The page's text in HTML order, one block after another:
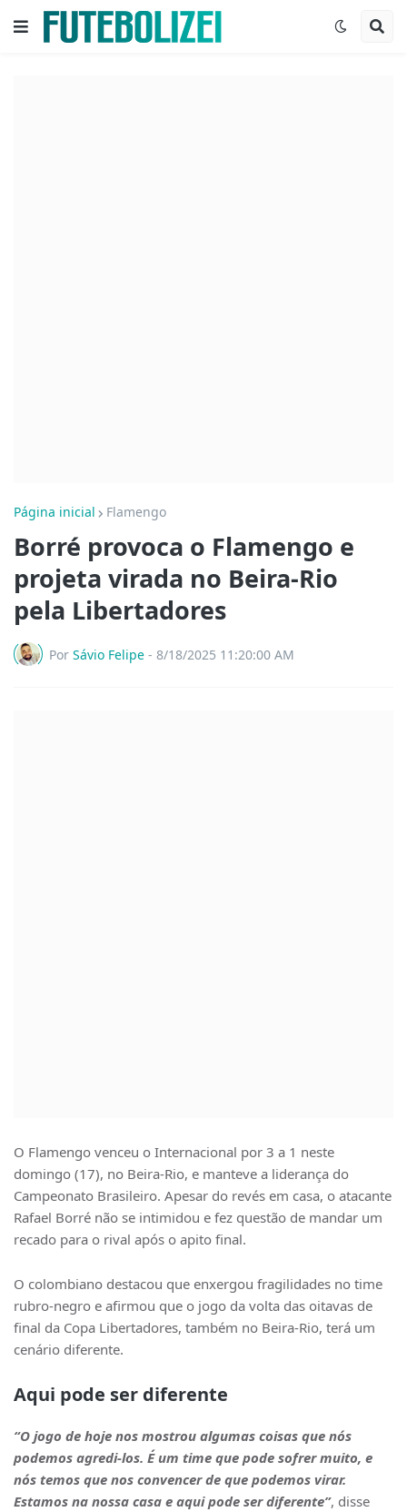
Página inicial Flamengo
Borré provoca o Flamengo e
projeta virada no Beira-Rio
pela Libertadores
Por Sávio Felipe - 8/18/2025 11:20:00 AM
O Flamengo venceu o Internacional por 3 a 1 neste
domingo (17), no Beira-Rio, e manteve a liderança do
Campeonato Brasileiro. Apesar do revés em casa, o atacante
Rafael Borré não se intimidou e fez questão de mandar um
recado para o rival após o apito final.
O colombiano destacou que enxergou fragilidades no time
rubro-negro e afirmou que o jogo da volta das oitavas de
final da Copa Libertadores, também no Beira-Rio, terá um
cenário diferente.
Aqui pode ser diferente
“O jogo de hoje nos mostrou algumas coisas que nós
podemos agredi-los. É um time que pode sofrer muito, e
nós temos que nos convencer de que podemos virar.
Estamos na nossa casa e aqui pode ser diferente”, disse